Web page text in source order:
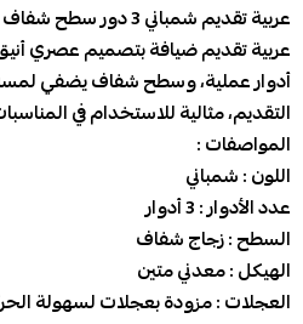
عربية تقديم شمباني 3 دور سطح شفاف - بتصميم عصري أنيق :
أدوار عملية، وسطح شفاف يضفي
التقديم، مثالية للاستخدام في
المواصفات :
اللون : شمباني
عدد الأدوار : 3 أدوار
السطح : زجاج شفاف
الهيكل : معدني متين
العجلات : مزودة بعجلات لسهولة